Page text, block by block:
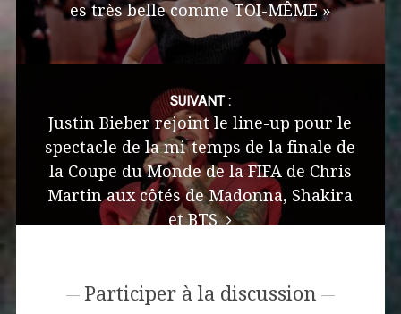
es très belle comme TOI-MÊME »
SUIVANT :
Justin Bieber rejoint le line-up pour le
spectacle de la mi-temps de la finale de
la Coupe du Monde de la FIFA de Chris
Martin aux côtés de Madonna, Shakira
et BTS
Participer à la discussion